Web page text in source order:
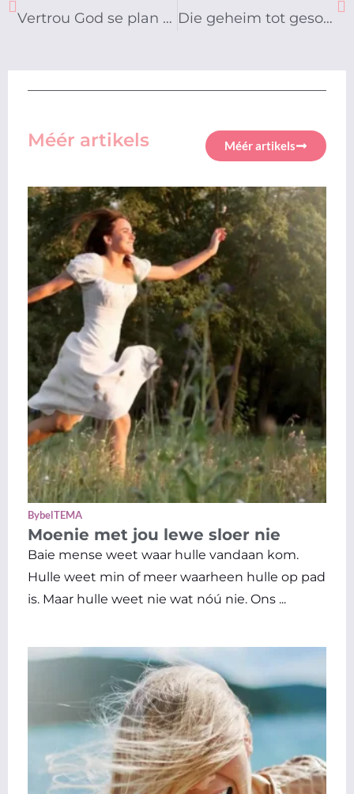
Vertrou God se plan vir jou lewe Die geheim tot gesonde verhoudings
Méér artikels Méér artikels
BybelTEMA
Moenie met jou lewe sloer nie
Baie mense weet waar hulle vandaan kom.
Hulle weet min of meer waarheen hulle op pad
is. Maar hulle weet nie wat nóú nie. Ons ...